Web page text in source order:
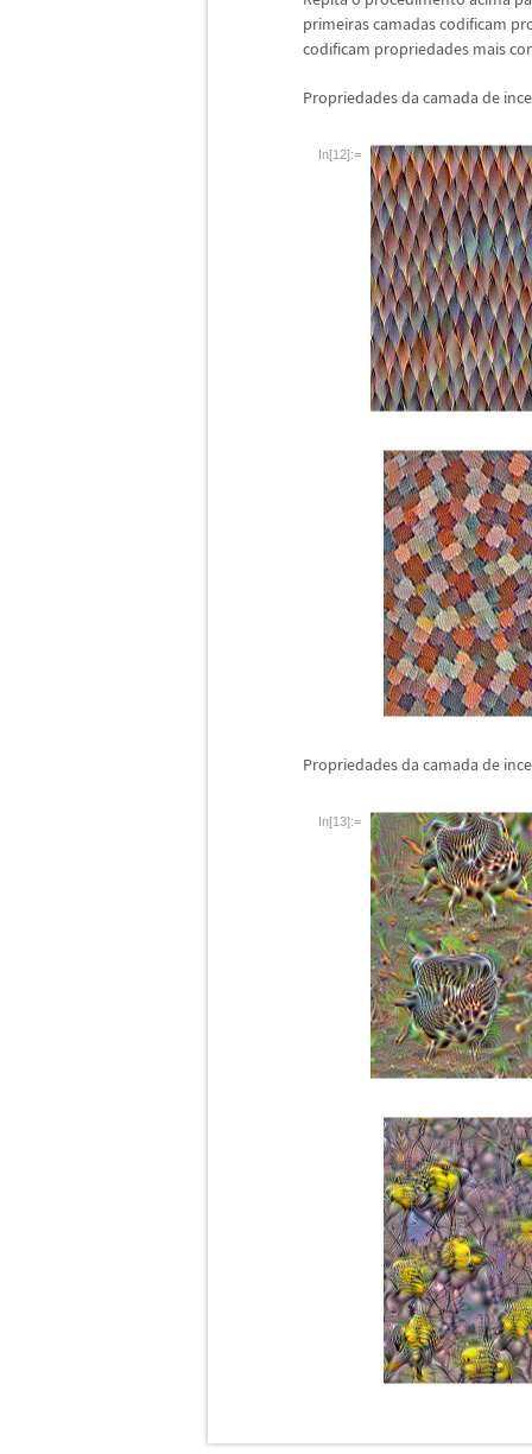
primeiras camadas codificam
codificam propriedades mais
Propriedades da camada de
In[12]:=
Propriedades da camada de
In[13]:=